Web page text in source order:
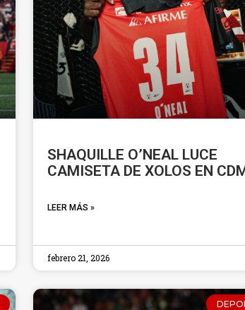
SHAQUILLE O’NEAL LUCE
CAMISETA DE XOLOS EN
LEER MÁS »
febrero 21, 2026